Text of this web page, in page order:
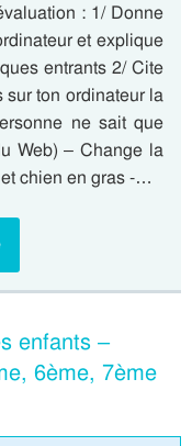
: 1/ Donne
et explique
entrants 2/ Cite
sur ton ordinateur la
ne sait que
Web) – Change la
chien en gras -…
enfants –
6ème, 7ème